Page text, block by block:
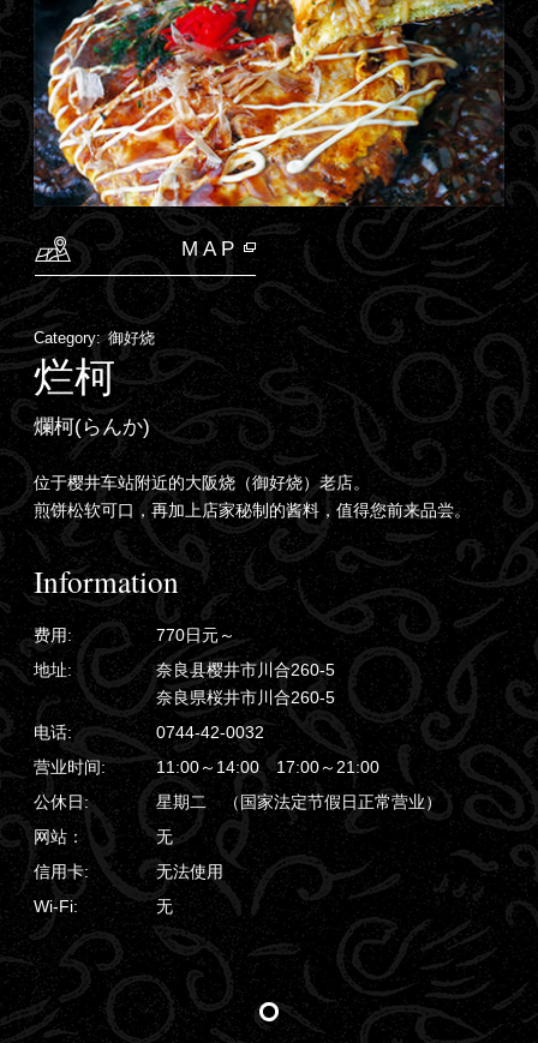
MAP
Category: 御好烧
烂柯
爛柯(らんか)
位于樱井车站附近的大阪烧（御好烧）老店。
煎饼松软可口，再加上店家秘制的酱料，值得您前来品尝。
Information
费用:
770日元～
地址:
奈良县樱井市川合260-5
奈良県桜井市川合260-5
电话:
0744-42-0032
营业时间:
11:00～14:00 17:00～21:00
公休日:
星期二 （国家法定节假日正常营业）
网站：
无
信用卡:
无法使用
Wi-Fi:
无